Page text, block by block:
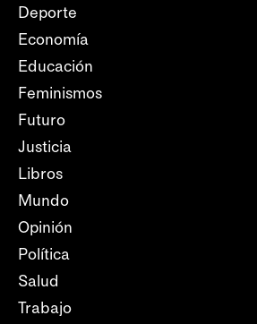
Deporte
Economía
Educación
Feminismos
Futuro
Justicia
Libros
Mundo
Opinión
Política
Salud
Trabajo